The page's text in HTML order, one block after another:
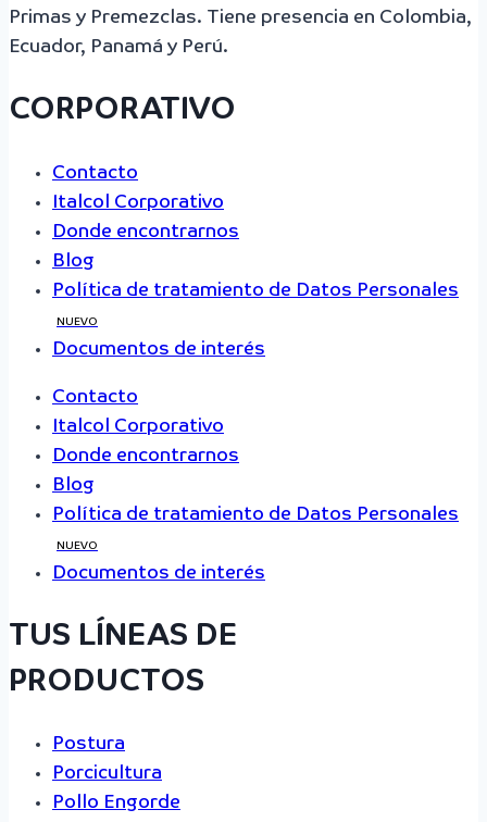
Primas y Premezclas. Tiene presencia en Colombia,
Ecuador, Panamá y Perú.
CORPORATIVO
Contacto
Italcol Corporativo
Donde encontrarnos
Blog
Política de tratamiento de Datos Personales
NUEVO
Documentos de interés
Contacto
Italcol Corporativo
Donde encontrarnos
Blog
Política de tratamiento de Datos Personales
NUEVO
Documentos de interés
TUS LÍNEAS DE
PRODUCTOS
Postura
Porcicultura
Pollo Engorde